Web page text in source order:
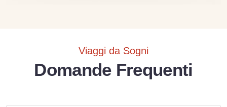
Viaggi da Sogni
Domande Frequenti